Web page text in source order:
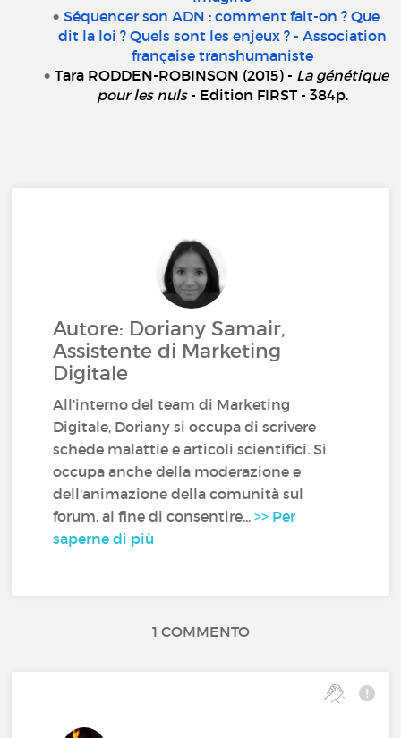
Séquencer son ADN : comment fait-on ? Que
dit la loi ? Quels sont les enjeux ? - Association
française transhumaniste
Tara RODDEN-ROBINSON (2015) - La génétique
pour les nuls- Edition FIRST - 384p.
Autore: Doriany Samair,
Assistente di Marketing
Digitale
All'interno del team di Marketing
Digitale, Doriany si occupa di scrivere
schede malattie e articoli scientifici. Si
occupa anche della moderazione e
dell'animazione della comunità sul
forum, al fine di consentire...>> Per
saperne di più
1 COMMENTO